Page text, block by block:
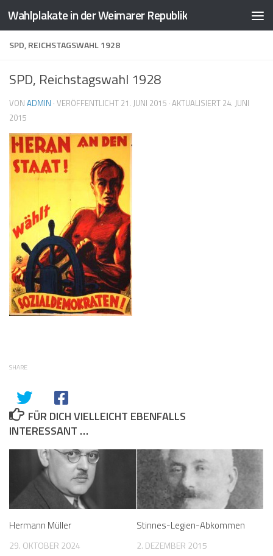
Zum Inhalt springen
Wahlplakate in der Weimarer Republik
SPD, REICHSTAGSWAHL 1928
SPD, Reichstagswahl 1928
VON ADMIN · VERÖFFENTLICHT 21. JUNI 2015 · AKTUALISIERT 24. JUNI
2015
SHARE
FÜR DICH VIELLEICHT EBENFALLS
INTERESSANT …
Hermann Müller
29. OKTOBER 2024
Stinnes-Legien-Abkommen
2. DEZEMBER 2015